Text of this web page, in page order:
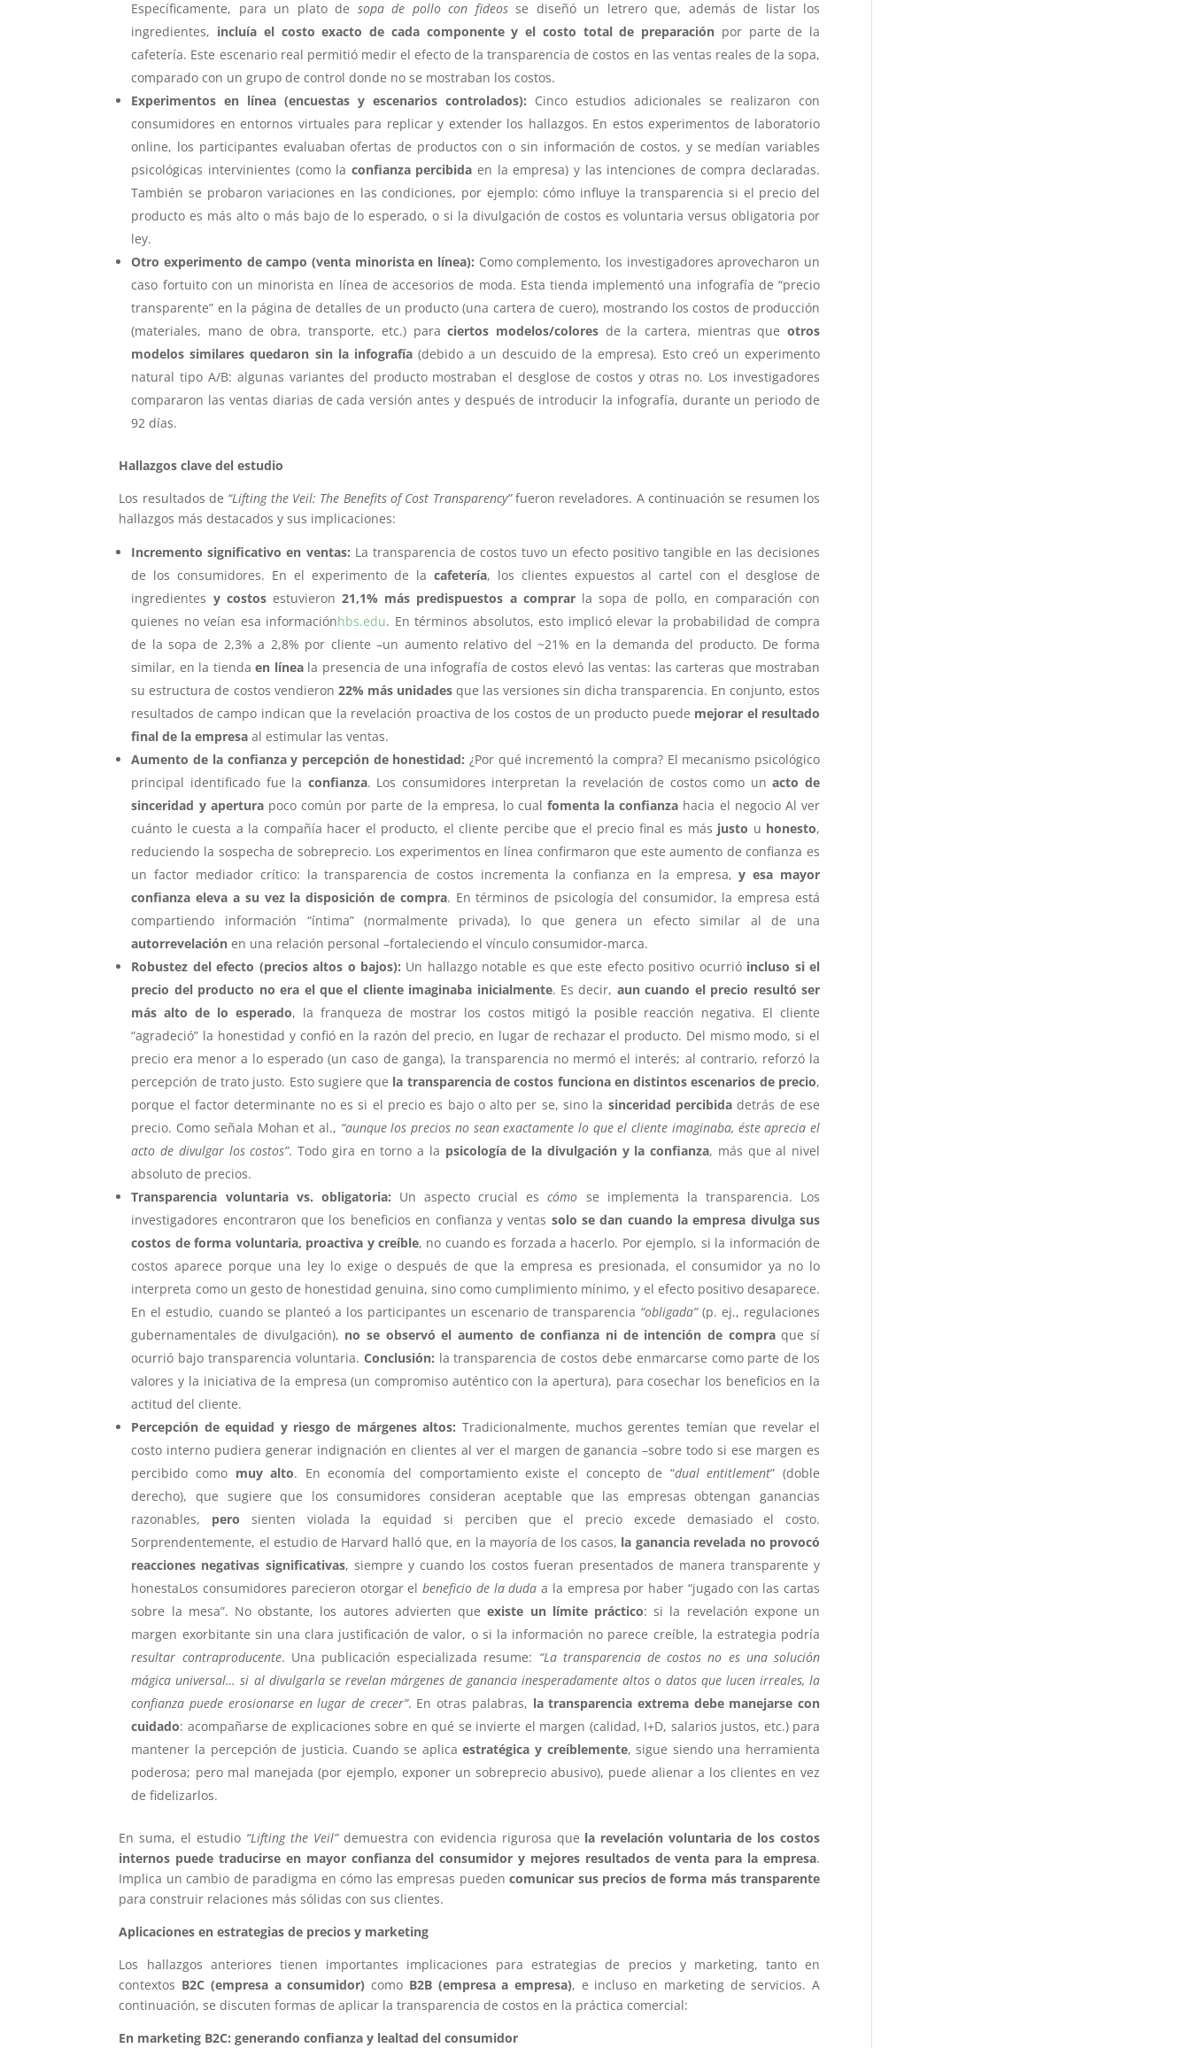
Específicamente, para un plato de sopa de pollo con fideosse diseñó un letrero que, además de listar los
ingredientes, incluía el costo exacto de cada componente y el costo total de preparación por parte de la
cafetería. Este escenario real permitió medir el efecto de la transparencia de costos en las ventas reales de la sopa,
comparado con un grupo de control donde no se mostraban los costos.
Experimentos en línea (encuestas y escenarios controlados): Cinco estudios adicionales se realizaron con
consumidores en entornos virtuales para replicar y extender los hallazgos. En estos experimentos de laboratorio
online, los participantes evaluaban ofertas de productos con o sin información de costos, y se medían variables
psicológicas intervinientes (como la confianza percibida en la empresa) y las intenciones de compra declaradas.
También se probaron variaciones en las condiciones, por ejemplo: cómo influye la transparencia si el precio del
producto es más alto o más bajo de lo esperado, o si la divulgación de costos es voluntaria versus obligatoria por
ley.
Otro experimento de campo (venta minorista en línea): Como complemento, los investigadores aprovecharon un
caso fortuito con un minorista en línea de accesorios de moda. Esta tienda implementó una infografía de “precio
transparente” en la página de detalles de un producto (una cartera de cuero), mostrando los costos de producción
(materiales, mano de obra, transporte, etc.) paraciertos modelos/coloresde la cartera, mientras queotros
modelos similares quedaron sin la infografía(debido a un descuido de la empresa). Esto creó un experimento
natural tipo A/B: algunas variantes del producto mostraban el desglose de costos y otras no. Los investigadores
compararon las ventas diarias de cada versión antes y después de introducir la infografía, durante un periodo de
92 días.
Hallazgos clave del estudio
Los resultados de “Lifting the Veil: The Benefits of Cost Transparency”fueron reveladores. A continuación se resumen los
hallazgos más destacados y sus implicaciones:
Incremento significativo en ventas: La transparencia de costos tuvo un efecto positivo tangible en las decisiones
de los consumidores. En el experimento de la cafetería, los clientes expuestos al cartel con el desglose de
ingredientes y costosestuvieron21,1% más predispuestos a comprarla sopa de pollo, en comparación con
quienes no veían esa informaciónhbs.edu. En términos absolutos, esto implicó elevar la probabilidad de compra
de la sopa de 2,3% a 2,8% por cliente –un aumento relativo del ~21% en la demanda del producto. De forma
similar, en la tiendaen líneala presencia de una infografía de costos elevó las ventas: las carteras que mostraban
su estructura de costos vendieron 22% más unidadesque las versiones sin dicha transparencia. En conjunto, estos
resultados de campo indican que la revelación proactiva de los costos de un producto puede mejorar el resultado
final de la empresa al estimular las ventas.
Aumento de la confianza y percepción de honestidad: ¿Por qué incrementó la compra? El mecanismo psicológico
principal identificado fue la confianza. Los consumidores interpretan la revelación de costos como unacto de
sinceridad y aperturapoco común por parte de la empresa, lo cualfomenta la confianza hacia el negocio Al ver
cuánto le cuesta a la compañía hacer el producto, el cliente percibe que el precio final es más justo u honesto,
reduciendo la sospecha de sobreprecio. Los experimentos en línea confirmaron que este aumento de confianza es
un factor mediador crítico: la transparencia de costos incrementa la confianza en la empresa,y esa mayor
confianza eleva a su vez la disposición de compra. En términos de psicología del consumidor, la empresa está
compartiendo información “íntima” (normalmente privada), lo que genera un efecto similar al de una
autorrevelación en una relación personal –fortaleciendo el vínculo consumidor-marca.
Robustez del efecto (precios altos o bajos): Un hallazgo notable es que este efecto positivo ocurrió incluso si el
precio del producto no era el que el cliente imaginaba inicialmente. Es decir, aun cuando el precio resultó ser
más alto de lo esperado, la franqueza de mostrar los costos mitigó la posible reacción negativa. El cliente
“agradeció” la honestidad y confió en la razón del precio, en lugar de rechazar el producto. Del mismo modo, si el
precio era menor a lo esperado (un caso de ganga), la transparencia no mermó el interés; al contrario, reforzó la
percepción de trato justo. Esto sugiere que la transparencia de costos funciona en distintos escenarios de precio,
porque el factor determinante no es si el precio es bajo o alto per se, sino la sinceridad percibida detrás de ese
precio. Como señala Mohan et al., “aunque los precios no sean exactamente lo que el cliente imaginaba, éste aprecia el
acto de divulgar los costos”. Todo gira en torno a la psicología de la divulgación y la confianza, más que al nivel
absoluto de precios.
Transparencia voluntaria vs. obligatoria: Un aspecto crucial escómo se implementa la transparencia. Los
investigadores encontraron que los beneficios en confianza y ventas solo se dan cuando la empresa divulga sus
costos de forma voluntaria, proactiva y creíble, no cuando es forzada a hacerlo. Por ejemplo, si la información de
costos aparece porque una ley lo exige o después de que la empresa es presionada, el consumidor ya no lo
interpreta como un gesto de honestidad genuina, sino como cumplimiento mínimo, y el efecto positivo desaparece.
En el estudio, cuando se planteó a los participantes un escenario de transparencia “obligada”(p. ej., regulaciones
gubernamentales de divulgación), no se observó el aumento de confianza ni de intención de compraque sí
ocurrió bajo transparencia voluntaria. Conclusión: la transparencia de costos debe enmarcarse como parte de los
valores y la iniciativa de la empresa (un compromiso auténtico con la apertura), para cosechar los beneficios en la
actitud del cliente.
Percepción de equidad y riesgo de márgenes altos: Tradicionalmente, muchos gerentes temían que revelar el
costo interno pudiera generar indignación en clientes al ver el margen de ganancia –sobre todo si ese margen es
percibido como muy alto. En economía del comportamiento existe el concepto de “dual entitlement” (doble
derecho), que sugiere que los consumidores consideran aceptable que las empresas obtengan ganancias
razonables, pero sienten violada la equidad si perciben que el precio excede demasiado el costo.
Sorprendentemente, el estudio de Harvard halló que, en la mayoría de los casos, la ganancia revelada no provocó
reacciones negativas significativas, siempre y cuando los costos fueran presentados de manera transparente y
honestaLos consumidores parecieron otorgar elbeneficio de la duda a la empresa por haber “jugado con las cartas
sobre la mesa”. No obstante, los autores advierten queexiste un límite práctico: si la revelación expone un
margen exorbitante sin una clara justificación de valor, o si la información no parece creíble, la estrategia podría
resultar contraproducente. Una publicación especializada resume: “La transparencia de costos no es una solución
mágica universal… si al divulgarla se revelan márgenes de ganancia inesperadamente altos o datos que lucen irreales, la
confianza puede erosionarse en lugar de crecer”. En otras palabras, la transparencia extrema debe manejarse con
cuidado: acompañarse de explicaciones sobre en qué se invierte el margen (calidad, I+D, salarios justos, etc.) para
mantener la percepción de justicia. Cuando se aplicaestratégica y creíblemente, sigue siendo una herramienta
poderosa; pero mal manejada (por ejemplo, exponer un sobreprecio abusivo), puede alienar a los clientes en vez
de fidelizarlos.
En suma, el estudio “Lifting the Veil”demuestra con evidencia rigurosa que la revelación voluntaria de los costos
internos puede traducirse en mayor confianza del consumidor y mejores resultados de venta para la empresa.
Implica un cambio de paradigma en cómo las empresas puedencomunicar sus precios de forma más transparente
para construir relaciones más sólidas con sus clientes.
Aplicaciones en estrategias de precios y marketing
Los hallazgos anteriores tienen importantes implicaciones para estrategias de precios y marketing, tanto en
contextos B2C (empresa a consumidor) como B2B (empresa a empresa), e incluso en marketing de servicios. A
continuación, se discuten formas de aplicar la transparencia de costos en la práctica comercial:
En marketing B2C: generando confianza y lealtad del consumidor